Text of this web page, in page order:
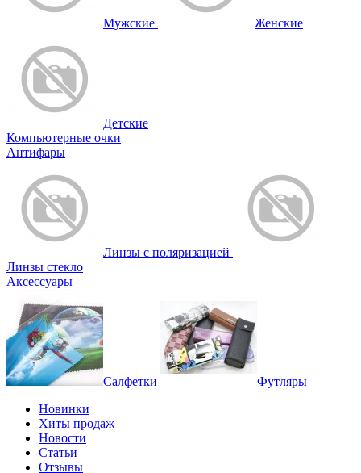
Мужские Женские
Детские
Компьютерные очки
Антифары
Линзы с поляризацией
Линзы стекло
Аксессуары
Салфетки
Футляры
Новинки
Хиты продаж
Новости
Статьи
Отзывы